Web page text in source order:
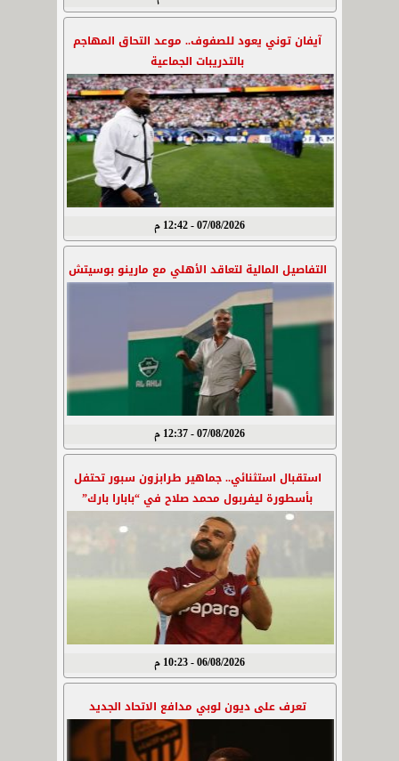
آيفان توني يعود للصفوف.. موعد التحاق المهاجم
بالتدريبات الجماعية
07/08/2026 - 12:42 م
التفاصيل المالية لتعاقد الأهلي مع مارينو بوسيتش
07/08/2026 - 12:37 م
استقبال استثنائي.. جماهير طرابزون سبور تحتفل
بأسطورة ليفربول محمد صلاح في “بابارا بارك”
06/08/2026 - 10:23 م
تعرف على ديون لوبي مدافع الاتحاد الجديد